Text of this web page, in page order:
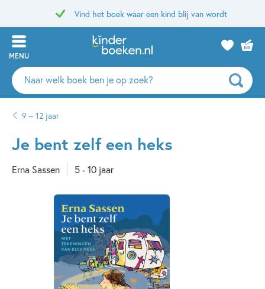
Vind het boek waar een kind blij van wordt
MENU
Zoeken
naar
auteurs
uitgevers
9 – 12 jaar
Je bent zelf een heks
Erna Sassen 5 - 10 jaar